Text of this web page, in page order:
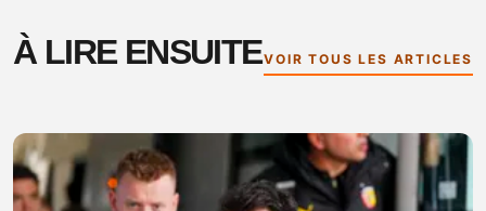
À LIRE ENSUITEVOIR TOUS LES ARTICLES